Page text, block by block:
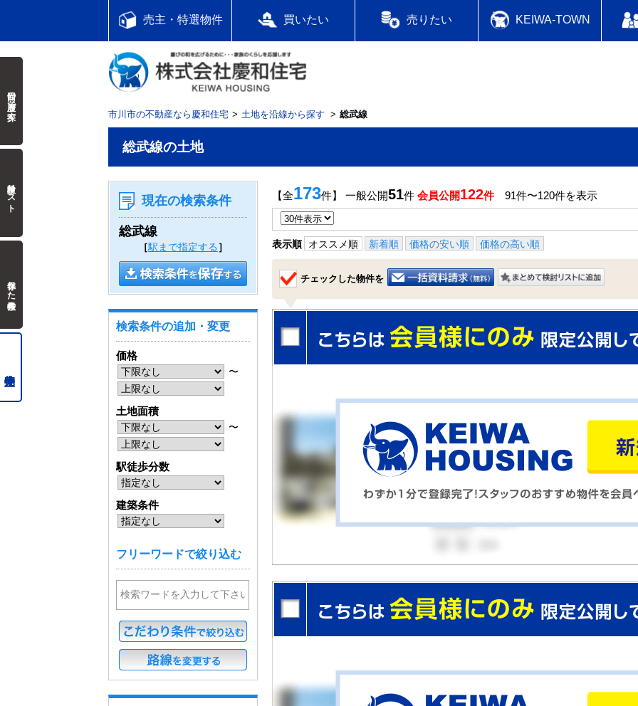
売主・特選物件 買いたい 売りたい KEIWA-TOWN
市川市の不動産なら慶和住宅 土地を沿線から探す 総武線
総武線の土地
【全173件】 一般公開51件 会員公開122件91件〜120件を表示
表示順 オススメ順 新着順 価格の安い順 価格の高い順
チェックした物件を
現在の検索条件
総武線
［駅まで指定する ］
検索条件の追加・変更
価格
〜
土地面積
〜
駅徒歩分数
建築条件
フリーワードで絞り込む
前回の履歴で探す
検討中リスト
保存した検索条件